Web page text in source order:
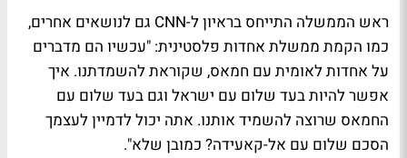
ראש הממשלה התייחס בראיון ל-CNN גם לנושאים אחרים,
כמו הקמת ממשלת אחדות פלסטינית: "עכשיו הם מדברים
על אחדות לאומית עם חמאס, שקוראת להשמדתנו. איך
אפשר להיות בעד שלום עם ישראל וגם בעד שלום עם
החמאס שרוצה להשמיד אותנו. אתה יכול לדמיין לעצמך
הסכם שלום עם אל-קאעידה? כמובן שלא".